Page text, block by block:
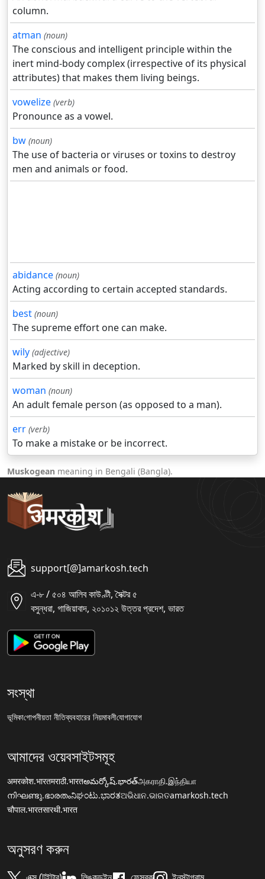
column.
atman (noun)
The conscious and intelligent principle within the
inert mind-body complex (irrespective of its physical
attributes) that makes them living beings.
vowelize (verb)
Pronounce as a vowel.
bw (noun)
The use of bacteria or viruses or toxins to destroy
men and animals or food.
abidance (noun)
Acting according to certain accepted standards.
best (noun)
The supreme effort one can make.
wily (adjective)
Marked by skill in deception.
woman (noun)
An adult female person (as opposed to a man).
err (verb)
To make a mistake or be incorrect.
Muskogean meaning in Bengali (Bangla).
support[@]amarkosh.tech
এ-৮ / ৫০৪ আলিব কাউণ্টী, সৈক্টর ৫
বসুন্ধরা, গাজিয়াবাদ, ২০১০১২ উত্তর প্রদেশ, ভারত
সংস্থা
ভূমিকাগোপনীয়তা নীতিব্যবহারের নিয়মাবলীযোগাযোগ
আমাদের ওয়েবসাইটসমূহ
अमरकोश.भारतमराठी.भारतఅమర్కోష్.భారత్அகராதி.இந்தியா
നിഘണ്ടു.ഭാരതംನಿಘಂಟು.ಭಾರತଅଭିଧାନ.ଭାରତamarkosh.tech
चौपाल.भारतसारथी.भारत
অনুসরণ করুন